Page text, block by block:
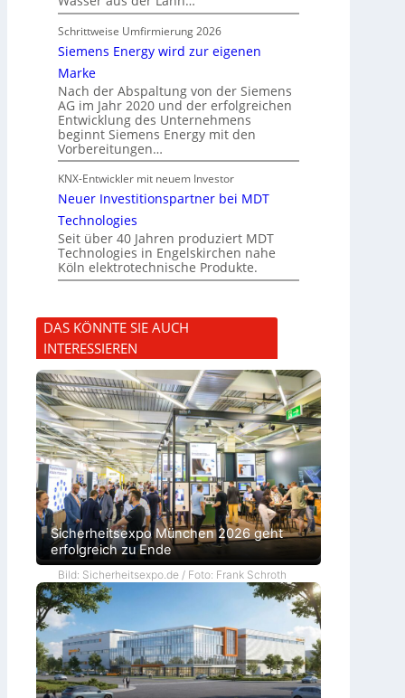
Schrittweise Umfirmierung 2026
Siemens Energy wird zur eigenen
Marke
Nach der Abspaltung von der Siemens
AG im Jahr 2020 und der erfolgreichen
Entwicklung des Unternehmens
beginnt Siemens Energy mit den
Vorbereitungen…
KNX-Entwickler mit neuem Investor
Neuer Investitionspartner bei MDT
Technologies
Seit über 40 Jahren produziert MDT
Technologies in Engelskirchen nahe
Köln elektrotechnische Produkte.
DAS KÖNNTE SIE AUCH
INTERESSIEREN
Sicherheitsexpo München 2026 geht
erfolgreich zu Ende
Bild: Sicherheitsexpo.de / Foto: Frank Schroth